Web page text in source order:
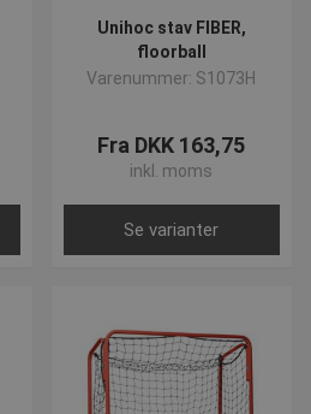
Unihoc stav FIBER,
floorball
Varenummer: S1073H
Fra DKK 163,75
inkl. moms
Se varianter